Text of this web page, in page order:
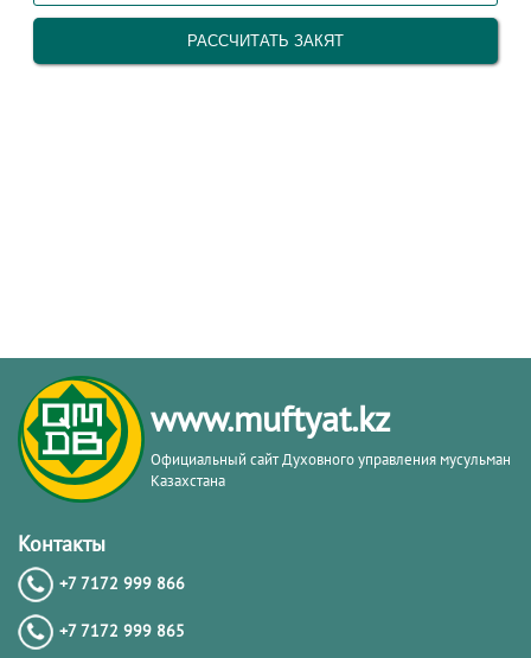
www.muftyat.kz
Официальный сайт Духовного управления мусульман
Казахстана
Контакты
+7 7172 999 866
+7 7172 999 865